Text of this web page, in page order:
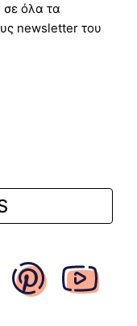
σε όλα τα
newsletter του